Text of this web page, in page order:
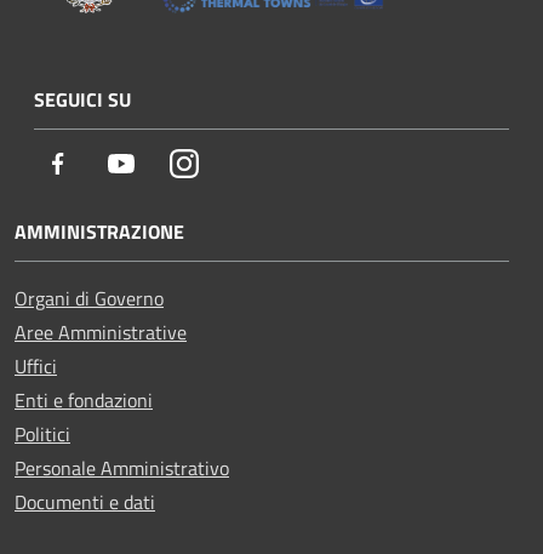
SEGUICI SU
Facebook YoutubeInstagram
AMMINISTRAZIONE
Organi di Governo
Aree Amministrative
Uffici
Enti e fondazioni
Politici
Personale Amministrativo
Documenti e dati